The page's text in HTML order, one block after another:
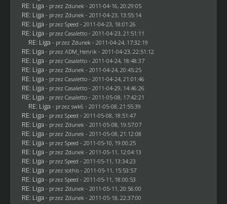
RE: Liga - przez Zdunek - 2011-04-16, 20:29:05
RE: Liga - przez Zdunek - 2011-04-23, 13:55:14
RE: Liga - przez Speed - 2011-04-23, 18:01:26
RE: Liga - przez Casaletto- 2011-04-23, 21:51:11
RE: Liga - przez Zdunek - 2011-04-24, 17:32:19
RE: Liga - przez ADM_Henrik - 2011-04-23, 22:51:12
RE: Liga - przez Casaletto- 2011-04-24, 18:48:37
RE: Liga - przez Zdunek - 2011-04-24, 20:45:25
RE: Liga - przez Casaletto- 2011-04-24, 21:01:46
RE: Liga - przez Casaletto- 2011-04-29, 14:46:26
RE: Liga - przez Casaletto- 2011-05-08, 17:42:21
RE: Liga - przez swk6 - 2011-05-08, 21:55:39
RE: Liga - przez Speed - 2011-05-08, 18:51:47
RE: Liga - przez Zdunek - 2011-05-08, 19:57:07
RE: Liga - przez Zdunek - 2011-05-08, 21:12:08
RE: Liga - przez Speed - 2011-05-10, 19:00:25
RE: Liga - przez Zdunek - 2011-05-11, 12:04:13
RE: Liga - przez Speed - 2011-05-11, 13:34:23
RE: Liga - przez sothis- 2011-05-11, 15:53:57
RE: Liga - przez Speed - 2011-05-11, 18:00:53
RE: Liga - przez Zdunek - 2011-05-11, 20:56:00
RE: Liga - przez Zdunek - 2011-05-18, 22:37:00